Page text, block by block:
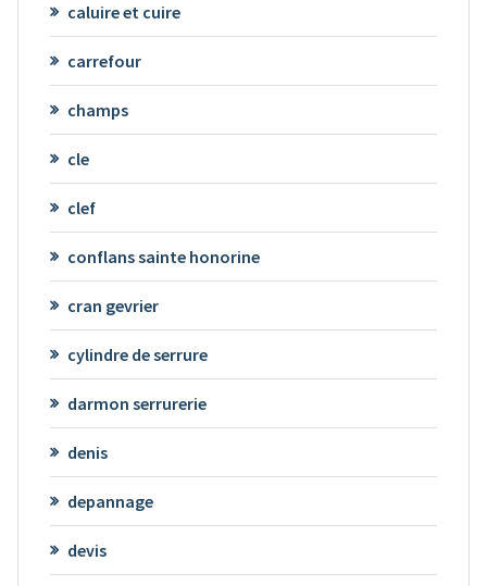
caluire et cuire
carrefour
champs
cle
clef
conflans sainte honorine
cran gevrier
cylindre de serrure
darmon serrurerie
denis
depannage
devis